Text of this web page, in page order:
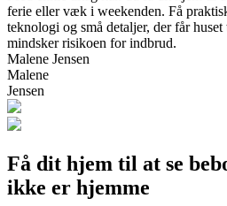
ferie eller væk i weekenden. Få
teknologi og små detaljer, der får
mindsker risikoen for indbrud.
Malene Jensen
Malene
Jensen
Få dit hjem til at se
ikke er hjemme